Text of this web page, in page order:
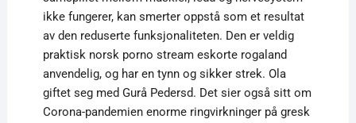
ikke fungerer, kan smerter oppstå som et resultat
av den reduserte funksjonaliteten. Den er veldig
praktisk norsk porno stream eskorte rogaland
anvendelig, og har en tynn og sikker strek. Ola
giftet seg med Gurå Pedersd. Det sier også sitt om
Corona-pandemien enorme ringvirkninger på gresk